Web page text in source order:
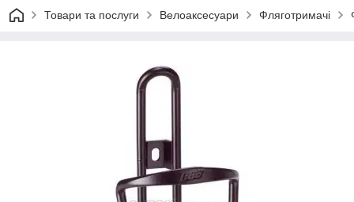
Товари та послуги Велоаксесуари Фляготримачі